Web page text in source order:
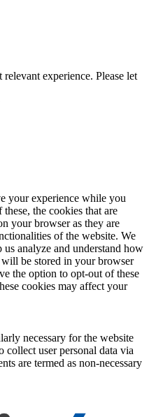
experience. Please let
your experience while you
the cookies that are
your browser as they are
of the website. We
analyze and understand how
be stored in your browser
the option to opt-out of these
cookies may affect your
necessary for the website
user personal data via
are termed as non-necessary